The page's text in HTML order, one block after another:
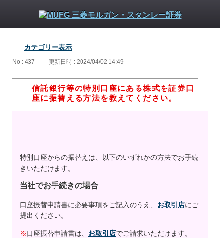
カテゴリー表示
No : 437 更新日時 : 2024/04/02 14:49
信託銀行等の特別口座にある株式を証券口
座に振替える方法を教えてください。
特別口座からの振替えは、以下のいずれかの方法でお手続
きいただけます。
当社でお手続きの場合
口座振替申請書に必要事項をご記入のうえ、 お取引店にご
提出ください。
※口座振替申請書は、 お取引店でご請求いただけます。